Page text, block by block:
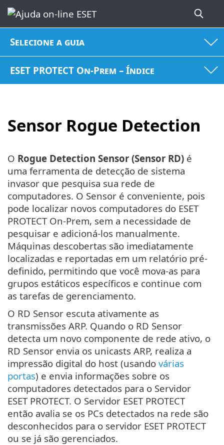
Selecione a guia
ESET PROTECT On-Prem – Índice
Sensor Rogue Detection
O Rogue Detection Sensor (Sensor RD) é
uma ferramenta de detecção de sistema
invasor que pesquisa sua rede de
computadores. O Sensor é conveniente, pois
pode localizar novos computadores do ESET
PROTECT On-Prem, sem a necessidade de
pesquisar e adicioná-los manualmente.
Máquinas descobertas são imediatamente
localizadas e reportadas em um relatório pré-
definido, permitindo que você mova-as para
grupos estáticos específicos e continue com
as tarefas de gerenciamento.
O RD Sensor escuta ativamente as
transmissões ARP. Quando o RD Sensor
detecta um novo componente de rede ativo, o
RD Sensor envia os unicasts ARP, realiza a
impressão digital do host (usando várias
portas) e envia informações sobre os
computadores detectados para o Servidor
ESET PROTECT. O Servidor ESET PROTECT
então avalia se os PCs detectados na rede são
desconhecidos para o servidor ESET PROTECT
ou se já são gerenciados.